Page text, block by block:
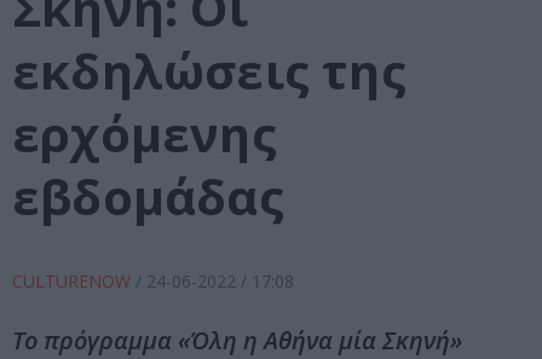
εκδηλώσεις της
ερχόμενης
εβδομάδας
CULTURENOW / 24-06-2022 / 17:08
Το πρόγραμμα «Όλη η Αθήνα μία Σκηνή»